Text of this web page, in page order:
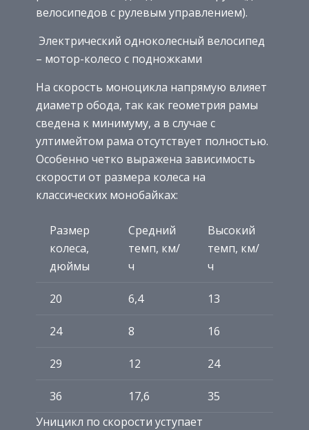
велосипедов с рулевым управлением).
Электрический одноколесный велосипед
– мотор-колесо с подножками
На скорость моноцикла напрямую влияет
диаметр обода, так как геометрия рамы
сведена к минимуму, а в случае с
ултимейтом рама отсутствует полностью.
Особенно четко выражена зависимость
скорости от размера колеса на
классических монобайках:
Размер
колеса,
дюймы
Средний
темп, км/
ч
Высокий
темп, км/
ч
20 6,4 13
24 8 16
29 12 24
36 17,6
35
Уницикл по скорости уступает